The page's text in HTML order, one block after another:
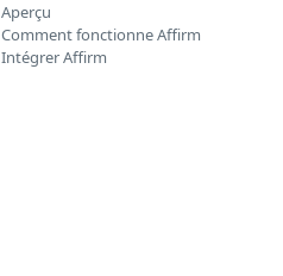
Aperçu
Comment fonctionne Affirm
Intégrer Affirm